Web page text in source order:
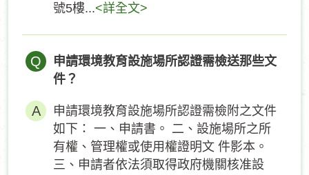
號5樓...<詳全文>
Q
申請環境教育設施場所認證需檢送那些文
件？
申請環境教育設施場所認證需檢附之文件
如下： 一、申請書。 二、設施場所之所
有權、管理權或使用權證明文 件影本。
三、申請者依法須取得政府機關核准設